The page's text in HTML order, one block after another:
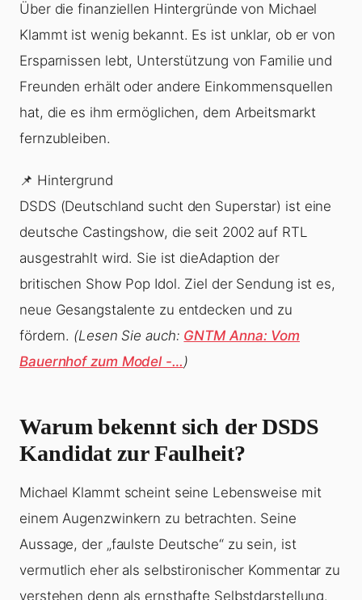
Über die finanziellen Hintergründe von Michael
Klammt ist wenig bekannt. Es ist unklar, ob er von
Ersparnissen lebt, Unterstützung von Familie und
Freunden erhält oder andere Einkommensquellen
hat, die es ihm ermöglichen, dem Arbeitsmarkt
fernzubleiben.
📌 Hintergrund
DSDS (Deutschland sucht den Superstar) ist eine
deutsche Castingshow, die seit 2002 auf RTL
ausgestrahlt wird. Sie ist dieAdaption der
britischen Show Pop Idol. Ziel der Sendung ist es,
neue Gesangstalente zu entdecken und zu
fördern. (Lesen Sie auch: GNTM Anna: Vom
Bauernhof zum Model -…)
Warum bekennt sich der DSDS
Kandidat zur Faulheit?
Michael Klammt scheint seine Lebensweise mit
einem Augenzwinkern zu betrachten. Seine
Aussage, der „faulste Deutsche“ zu sein, ist
vermutlich eher als selbstironischer Kommentar zu
verstehen denn als ernsthafte Selbstdarstellung.